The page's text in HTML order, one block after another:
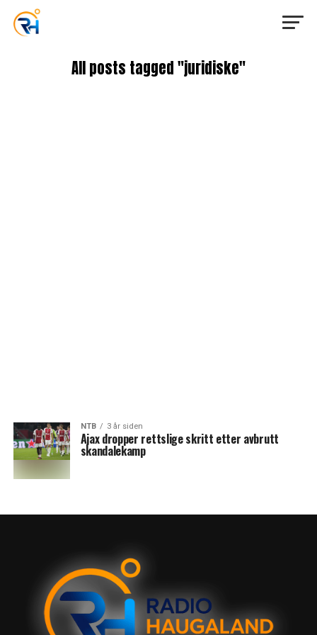
All posts tagged "juridiske"
NTB 3 år siden
Ajax dropper rettslige skritt etter avbrutt
skandalekamp